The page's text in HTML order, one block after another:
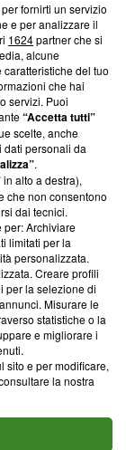
su Blasting
ci impegniamo a
aderenza a
non è
di farne
verifica di
3 - 6900
fornirti un servizio
e per analizzare il
1624partner che si
alcune
del tuo
che hai
servizi. Puoi
“Accetta tutti”
scelte, anche
dati personali da
.
in alto a destra),
che non consentono
dai tecnici.
per: Archiviare
limitati per la
personalizzata.
Creare profili
per la selezione di
Misurare le
statistiche o la
e migliorare i
sito e per modificare,
la nostra